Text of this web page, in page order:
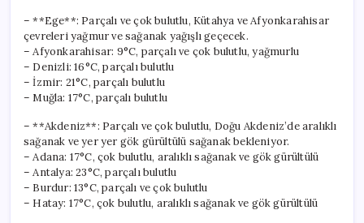
– **Ege**: Parçalı ve çok bulutlu, Kütahya ve Afyonkarahisar
çevreleri yağmur ve sağanak yağışlı geçecek.
– Afyonkarahisar: 9°C, parçalı ve çok bulutlu, yağmurlu
– Denizli: 16°C, parçalı bulutlu
– İzmir: 21°C, parçalı bulutlu
– Muğla: 17°C, parçalı bulutlu
– **Akdeniz**: Parçalı ve çok bulutlu, Doğu Akdeniz’de aralıklı
sağanak ve yer yer gök gürültülü sağanak bekleniyor.
– Adana: 17°C, çok bulutlu, aralıklı sağanak ve gök gürültülü
– Antalya: 23°C, parçalı bulutlu
– Burdur: 13°C, parçalı ve çok bulutlu
– Hatay: 17°C, çok bulutlu, aralıklı sağanak ve gök gürültülü